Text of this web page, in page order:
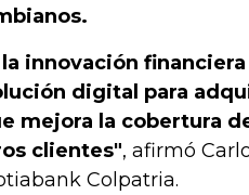
innovación
digital para
mejora la cobertura
clientes", afirmó
Colpatria.